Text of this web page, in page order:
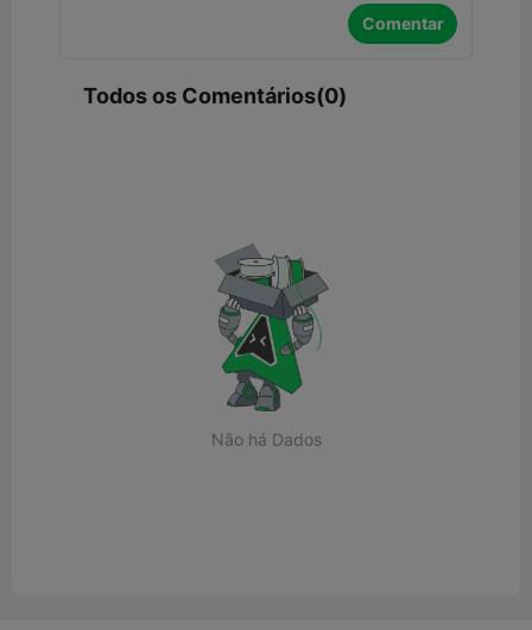
Comentar
Todos os Comentários(0)
Não há Dados